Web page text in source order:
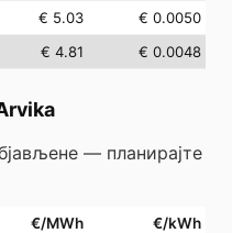
€ 5.03
€ 0.0050
€ 4.81 € 0.0048
— планирајте
€/MWh €/kWh